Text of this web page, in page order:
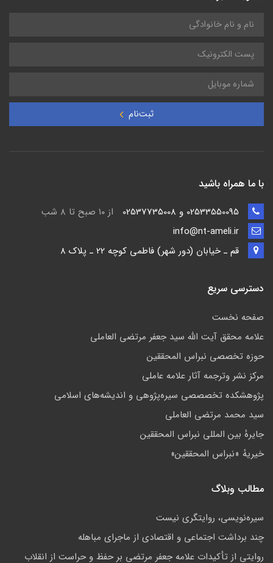
ثبت‌نام
با ما همراه باشید
از ۱۰ صبح تا ۸ شب
قم ـ خيابان (دور شهر) فاطمي كوچه 22 ـ پلاک 8
دسترسی سریع
صفحه نخست
علامه محقق آیت الله سید جعفر مرتضی العاملی
حوزه تخصصی نبراس المحققین
مركز نشر وترجمه آثار علامه عاملی
پژوهشكده تخصصصى سیره‌پژوهی و اندیشه‌های اسلامی
سید محمد مرتضی العاملی
جايرهٔ بین المللی نبراس المحققین
خيريهٔ «نبراس المحققين»
مطالب وبلاگ
سیره­‌نویسی، روایتگری نیست
چند برداشت اجتماعی و اقتصادی از ماجرای مباهله
روایتی از تأکیدات علامه جعفر مرتضی بر حفظ و حراست از انقلاب